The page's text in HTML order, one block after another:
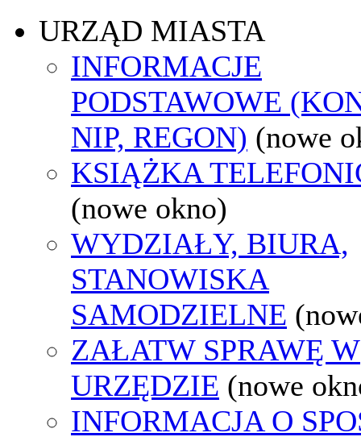
URZĄD MIASTA
INFORMACJE
PODSTAWOWE
NIP, REGON) (nowe
KSIĄŻKA
(nowe okno)
WYDZIAŁY, BIURA,
STANOWISKA
SAMODZIELNE
ZAŁATW SPRAWĘ W
URZĘDZIE (nowe
INFORMACJA O